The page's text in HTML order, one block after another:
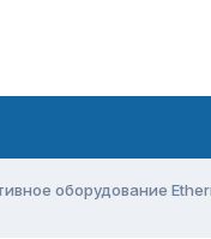
оборудование